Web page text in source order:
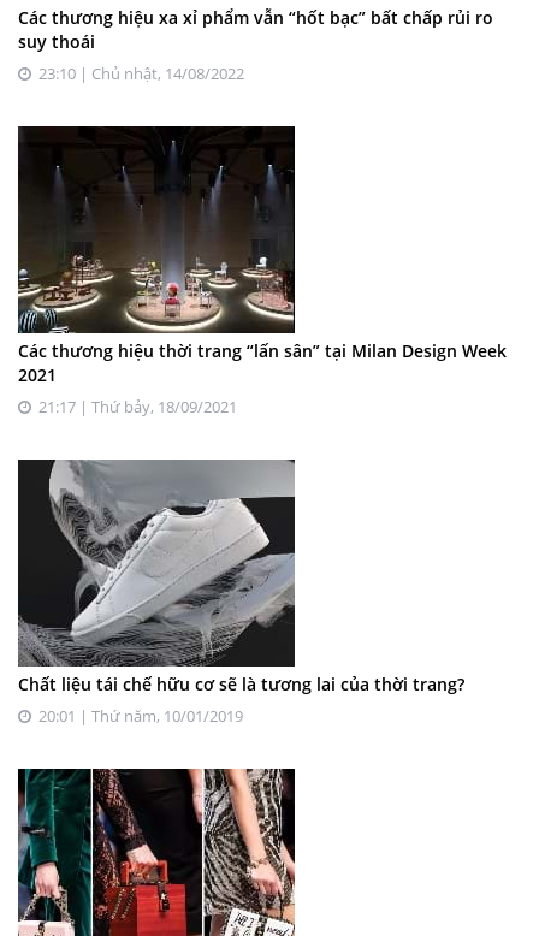
Các thương hiệu xa xỉ phẩm vẫn “hốt bạc” bất chấp rủi ro
suy thoái
23:10 | Chủ nhật, 14/08/2022
Các thương hiệu thời trang “lấn sân” tại Milan Design Week
2021
21:17 | Thứ bảy, 18/09/2021
Chất liệu tái chế hữu cơ sẽ là tương lai của thời trang?
20:01 | Thứ năm, 10/01/2019